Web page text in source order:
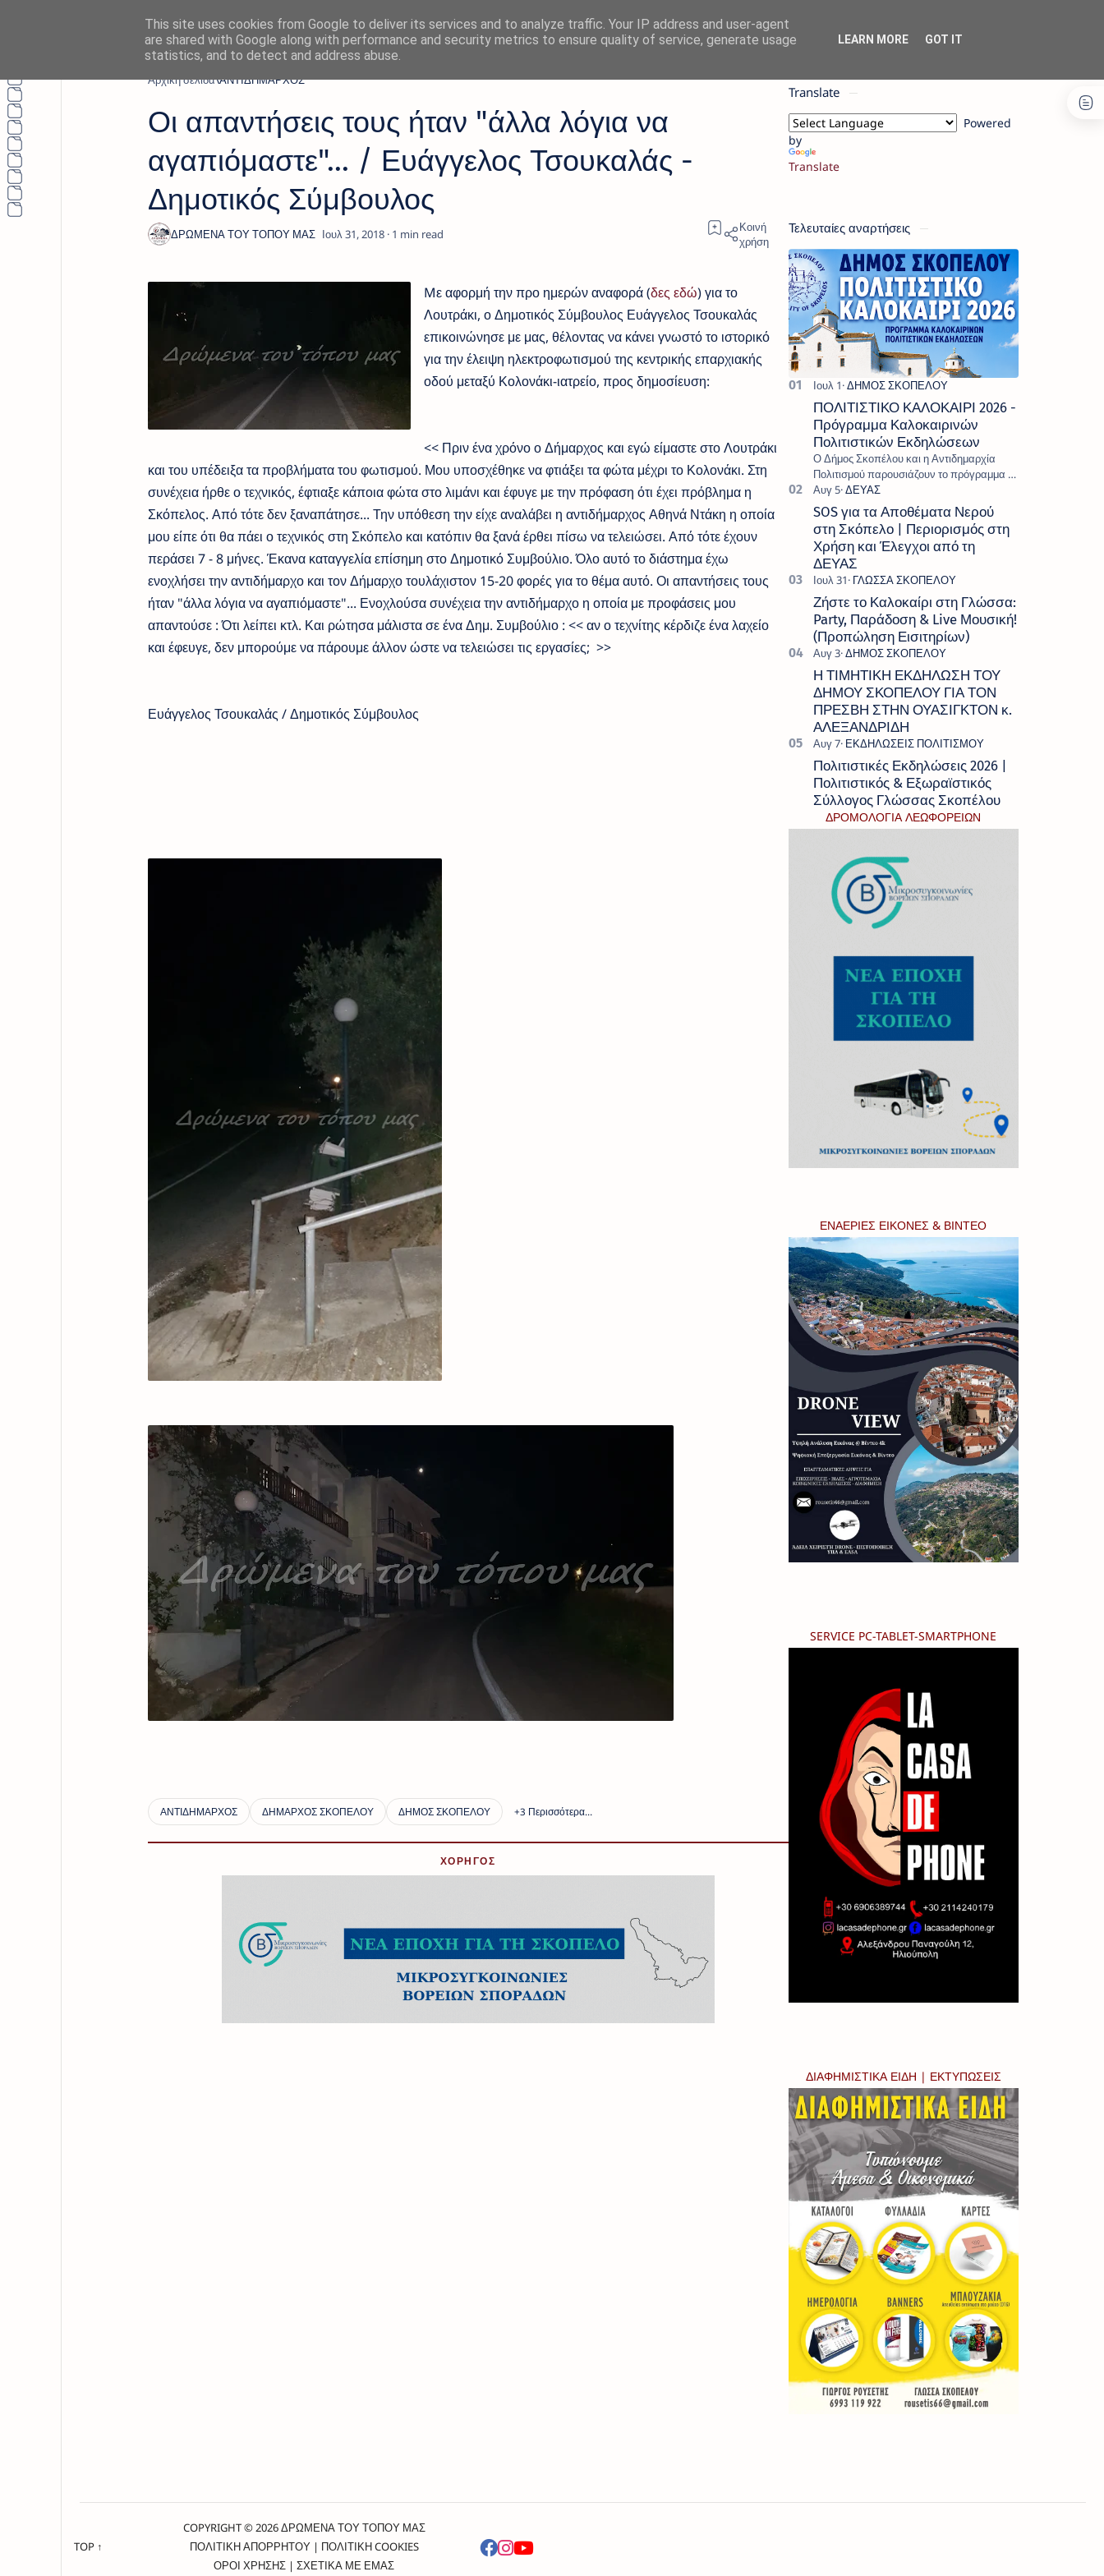
Αρχική σελίδα ΑΝΤΙΔΗΜΑΡΧΟΣ
Οι απαντήσεις τους ήταν "άλλα λόγια να
αγαπιόμαστε"... / Ευάγγελος Τσουκαλάς -
Δημοτικός Σύμβουλος
1
Mε αφορμή την προ ημερών αναφορά (δες εδώ) για το
Λουτράκι, ο Δημοτικός Σύμβουλος Ευάγγελος Τσουκαλάς
επικοινώνησε με μας, θέλοντας να κάνει γνωστό το ιστορικό
για την έλειψη ηλεκτροφωτισμού της κεντρικής επαρχιακής
οδού μεταξύ Κολονάκι-ιατρείο, προς δημοσίευση:
<< Πριν ένα χρόνο ο Δήμαρχος και εγώ είμαστε στο Λουτράκι
και του υπέδειξα τα προβλήματα του φωτισμού. Μου υποσχέθηκε να φτιάξει τα φώτα μέχρι το Κολονάκι. Στη
συνέχεια ήρθε ο τεχνικός, έφτιαξε κάποια φώτα στο λιμάνι και έφυγε με την πρόφαση ότι έχει πρόβλημα η
Σκόπελος. Από τότε δεν ξαναπάτησε... Την υπόθεση την είχε αναλάβει η αντιδήμαρχος Αθηνά Ντάκη η οποία
μου είπε ότι θα πάει ο τεχνικός στη Σκόπελο και κατόπιν θα ξανά έρθει πίσω να τελειώσει. Από τότε έχουν
περάσει 7 - 8 μήνες. Έκανα καταγγελία επίσημη στο Δημοτικό Συμβούλιο. Όλο αυτό το διάστημα έχω
ενοχλήσει την αντιδήμαρχο και τον Δήμαρχο τουλάχιστον 15-20 φορές για το θέμα αυτό. Οι απαντήσεις τους
ήταν "άλλα λόγια να αγαπιόμαστε"... Ενοχλούσα συνέχεια την αντιδήμαρχο η οποία με προφάσεις μου
απαντούσε : Ότι λείπει κτλ. Και ρώτησα μάλιστα σε ένα Δημ. Συμβούλιο : << αν ο τεχνίτης κέρδιζε ένα λαχείο
και έφευγε, δεν μπορούμε να πάρουμε άλλον ώστε να τελειώσει τις εργασίες; >>
Ευάγγελος Τσουκαλάς / Δημοτικός Σύμβουλος
ΧΟΡΗΓΟΣ
Translate
Powered
by
Translate
Τελευταίες αναρτήσεις
ΠΟΛΙΤΙΣΤΙΚΟ ΚΑΛΟΚΑΙΡΙ 2026 -
Πρόγραμμα Καλοκαιρινών
Πολιτιστικών Εκδηλώσεων
Ο Δήμος Σκοπέλου και η Αντιδημαρχία
Πολιτισμού παρουσιάζουν το πρόγραμμα «
Πολιτιστικό Καλοκαίρι 2026 », ένα πλούσιο
και πολυσυλλεκτικό πρόγραμμα εκδ…
SOS για τα Αποθέματα Νερού
στη Σκόπελο | Περιορισμός στη
Χρήση και Έλεγχοι από τη
ΔΕΥΑΣ
Ζήστε το Καλοκαίρι στη Γλώσσα:
Party, Παράδοση & Live Μουσική!
(Προπώληση Εισιτηρίων)
Η ΤΙΜΗΤΙΚΗ ΕΚΔΗΛΩΣΗ ΤΟΥ
ΔΗΜΟΥ ΣΚΟΠΕΛΟΥ ΓΙΑ ΤΟΝ
ΠΡΕΣΒΗ ΣΤΗΝ ΟΥΑΣΙΓΚΤΟΝ κ.
ΑΛΕΞΑΝΔΡΙΔΗ
Πολιτιστικές Εκδηλώσεις 2026 |
Πολιτιστικός & Εξωραϊστικός
Σύλλογος Γλώσσας Σκοπέλου
ΔΡΟΜΟΛΟΓΙΑ ΛΕΩΦΟΡΕΙΩΝ
ΕΝΑΕΡΙΕΣ ΕΙΚΟΝΕΣ & ΒΙΝΤΕΟ
SERVICE PC-TABLET-SMARTPHONE
ΔΙΑΦΗΜΙΣΤΙΚΑ ΕΙΔΗ | ΕΚΤΥΠΩΣΕΙΣ
TOP ↑
COPYRIGHT © 2026 ΔΡΩΜΕΝΑ ΤΟΥ ΤΟΠΟΥ ΜΑΣ
ΠΟΛΙΤΙΚΗ ΑΠΟΡΡΗΤΟΥ| ΠΟΛΙΤΙΚΗ COOKIES
ΟΡΟΙ ΧΡΗΣΗΣ | ΣΧΕΤΙΚΑ ΜΕ ΕΜΑΣ
This site uses cookies from Google to deliver its services and to analyze traffic. Your IP address and user-agent
are shared with Google along with performance and security metrics to ensure quality of service, generate usage
statistics, and to detect and address abuse.
LEARN MORE GOT IT